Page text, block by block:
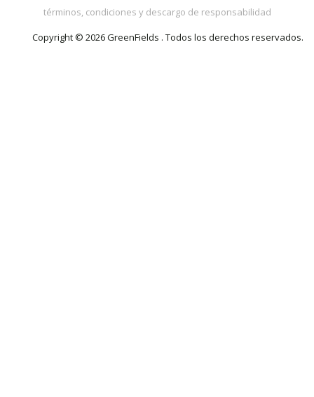
términos, condiciones y descargo de responsabilidad
Copyright © 2026 GreenFields . Todos los derechos reservados.